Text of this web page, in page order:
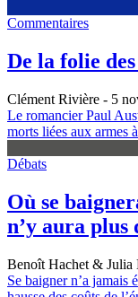
Commentaires
De la folie
Clément Rivière - 5
Le romancier Paul
morts liées aux armes
Débats
Où se
n’y aura plus
Benoît Hachet & Julia
Se baigner n’a